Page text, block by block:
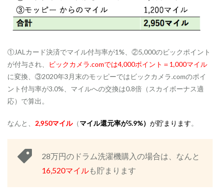
①JALカード決済でマイル付与率が1%、②5,000のビックポイント
が付与され、
ビックカメラ.comでは4,000ポイント＝1,000マイル
に変換、③2020年3月末のモッピーではビックカメラ.comのポイ
ント付与率が3.0%、マイルへの交換は0.8倍（スカイボーナス適
応）で算出。
なんと、 2,950マイル（マイル還元率が5.9%） が貯まります。
28万円のドラム洗濯機購入の場合は、なんと
16,520マイルも貯まります